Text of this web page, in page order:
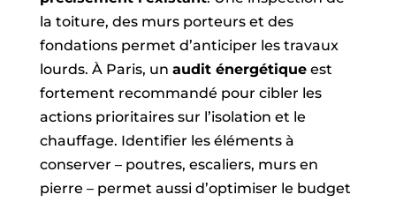
la toiture, des murs porteurs et des
fondations permet d’anticiper les travaux
lourds. À Paris, un audit énergétiqueest
fortement recommandé pour cibler les
actions prioritaires sur l’isolation et le
chauffage. Identifier les éléments à
conserver – poutres, escaliers, murs en
pierre – permet aussi d’optimiser le budget